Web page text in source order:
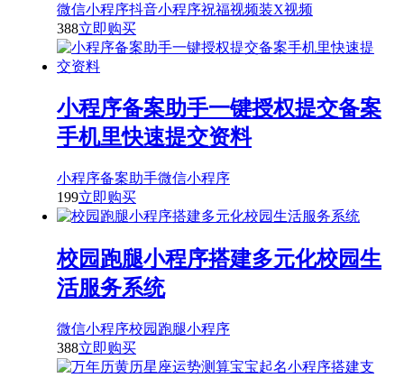
微信小程序抖音小程序祝福视频装X视频
388立即购买
小程序备案助手一键授权提交备案
手机里快速提交资料
小程序备案助手微信小程序
199立即购买
校园跑腿小程序搭建多元化校园生
活服务系统
微信小程序校园跑腿小程序
388立即购买